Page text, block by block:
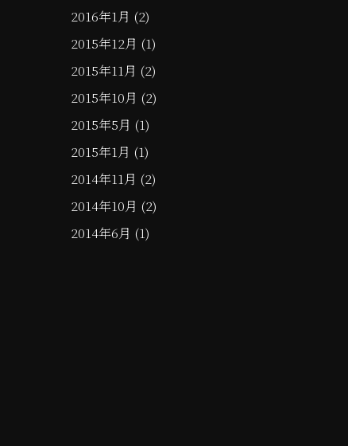
2016年1月 (2)
2015年12月 (1)
2015年11月 (2)
2015年10月 (2)
2015年5月 (1)
2015年1月 (1)
2014年11月 (2)
2014年10月 (2)
2014年6月 (1)